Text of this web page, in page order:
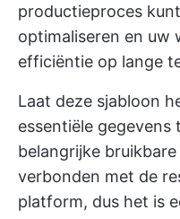
productieproces
optimaliseren en uw
efficiëntie op lange
Laat deze sjabloon
essentiële gegevens
belangrijke
verbonden met de
platform, dus het is